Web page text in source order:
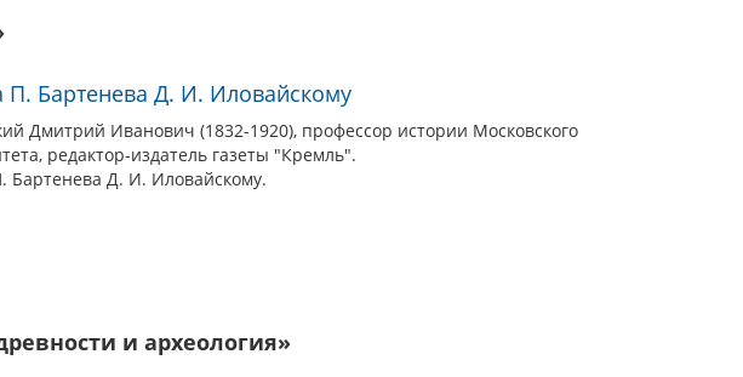
П. Бартенева Д. И. Иловайскому
Дмитрий Иванович (1832-1920), профессор истории Московского
редактор-издатель газеты "Кремль".
Бартенева Д. И. Иловайскому.
и археология»